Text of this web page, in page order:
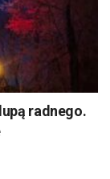
radnego.